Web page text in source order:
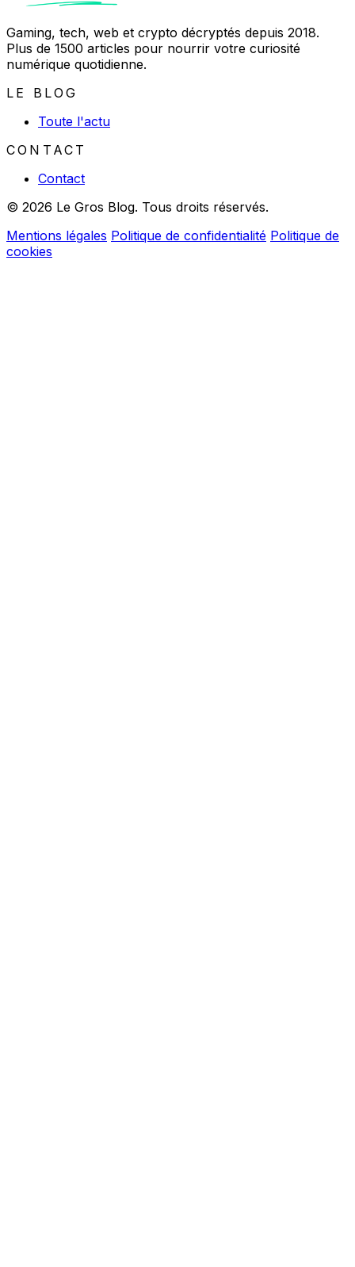
Gaming, tech, web et crypto décryptés depuis 2018.
Plus de 1500 articles pour nourrir votre curiosité
numérique quotidienne.
LE BLOG
Toute l'actu
CONTACT
Contact
© 2026 Le Gros Blog. Tous droits réservés.
Mentions légales Politique de confidentialité Politique de
cookies